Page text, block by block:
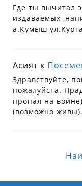
Где ты вычитал
издаваемых
а.Кумыш
Асият к
Здравствуйте,
пожалуйста.
пропал на
(возможно